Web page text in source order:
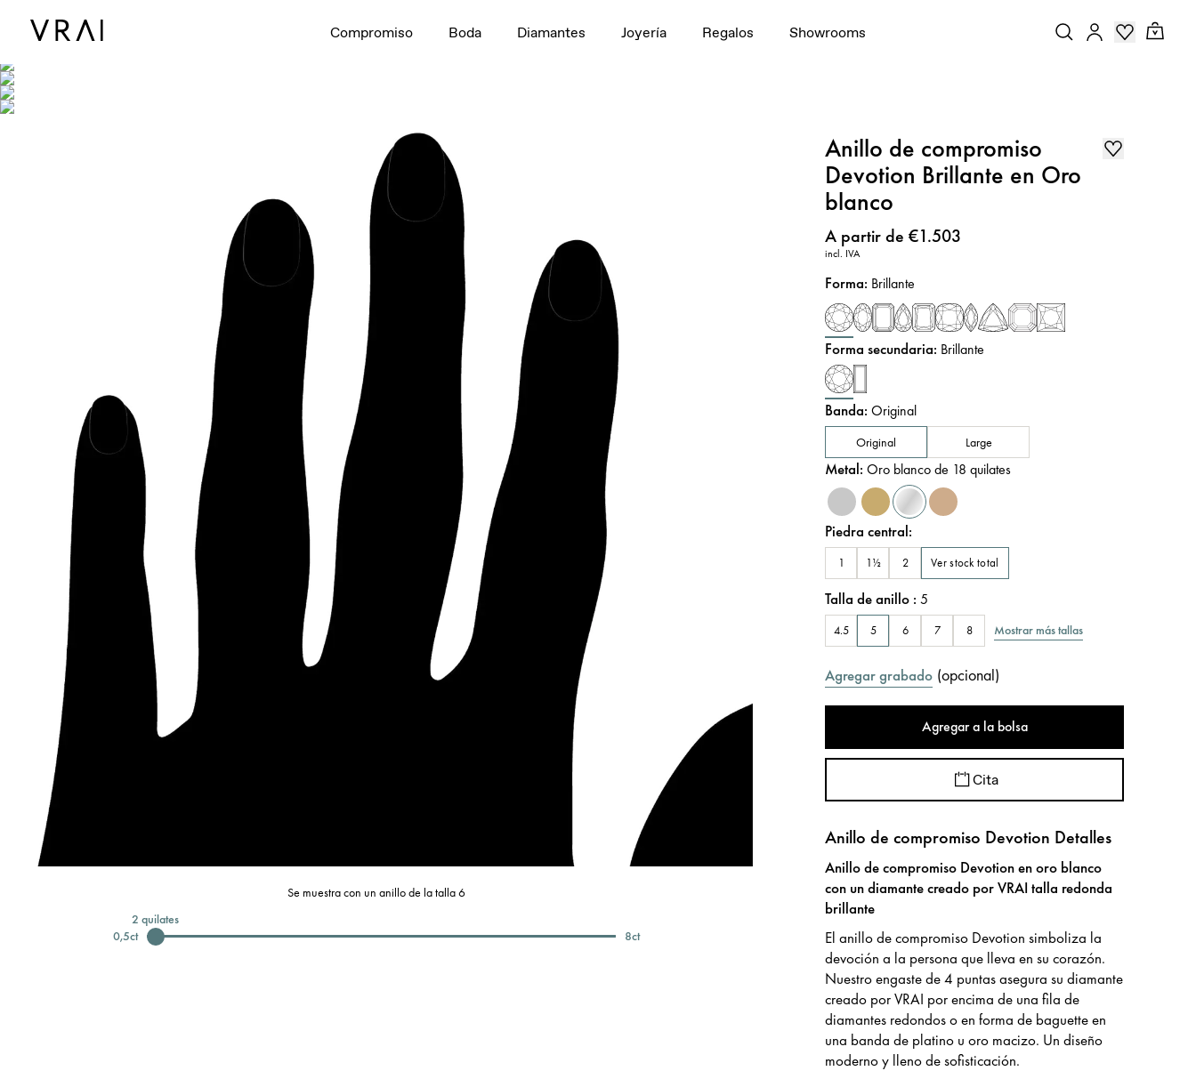
Compromiso Boda Diamantes Joyería Regalos Showrooms
Se muestra con un anillo de la talla 6
0,5ct
2 quilates
8ct
Anillo de compromiso
Devotion Brillante en Oro
blanco
Precio:
A partir de €1.503
incl. IVA
Forma: Brillante
Forma secundaria: Brillante
Banda:Original
Original Large
Metal:Oro blanco de 18 quilates
Piedra central:
1 1½ 2 Ver stock total
Talla de anillo :5
4.5 5 6 7 8 Mostrar más tallas
Agregar grabado (opcional)
Agregar a la bolsa
Cita
Anillo de compromiso Devotion Detalles
Anillo de compromiso Devotion en oro blanco
con un diamante creado por VRAI talla redonda
brillante
El anillo de compromiso Devotion simboliza la
devoción a la persona que lleva en su corazón.
Nuestro engaste de 4 puntas asegura su diamante
creado por VRAI por encima de una fila de
diamantes redondos o en forma de baguette en
una banda de platino u oro macizo. Un diseño
moderno y lleno de sofisticación.